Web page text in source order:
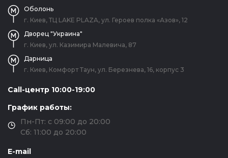
Оболонь
г. Киев, ТЦ LAKE PLAZA, ул. Героев полка «Азов», 12
Дворец "Украина"
г. Киев, ул. Казимира Малевича, 87
Дарница
г. Киев, Комфорт Таун, ул. Березнева, 16, корпус 3
Call-центр 10:00-19:00
График работы:
Пн-Пт: с 09:00 до 20:00
Сб: 11:00 до 20:00
E-mail